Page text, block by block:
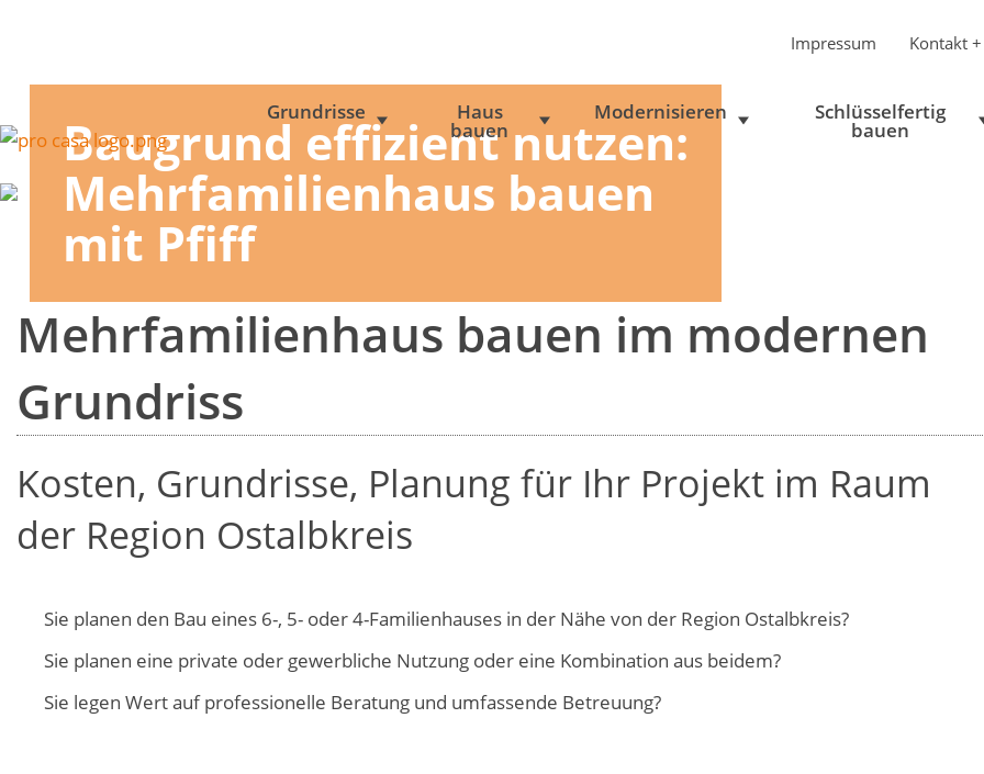
Impressum Kontakt
Grundrisse Haus
bauen
Modernisieren Schlüsselfertig
bauen
Baugrund effizient nutzen:
Mehrfamilienhaus bauen
mit Pfiff
Mehrfamilienhaus bauen im modernen
Grundriss
Kosten, Grundrisse, Planung für Ihr Projekt im Raum
der Region Ostalbkreis
Sie planen den Bau eines 6-, 5- oder 4-Familienhauses in der Nähe von der Region Ostalbkreis?
Sie planen eine private oder gewerbliche Nutzung oder eine Kombination aus beidem?
Sie legen Wert auf professionelle Beratung und umfassende Betreuung?